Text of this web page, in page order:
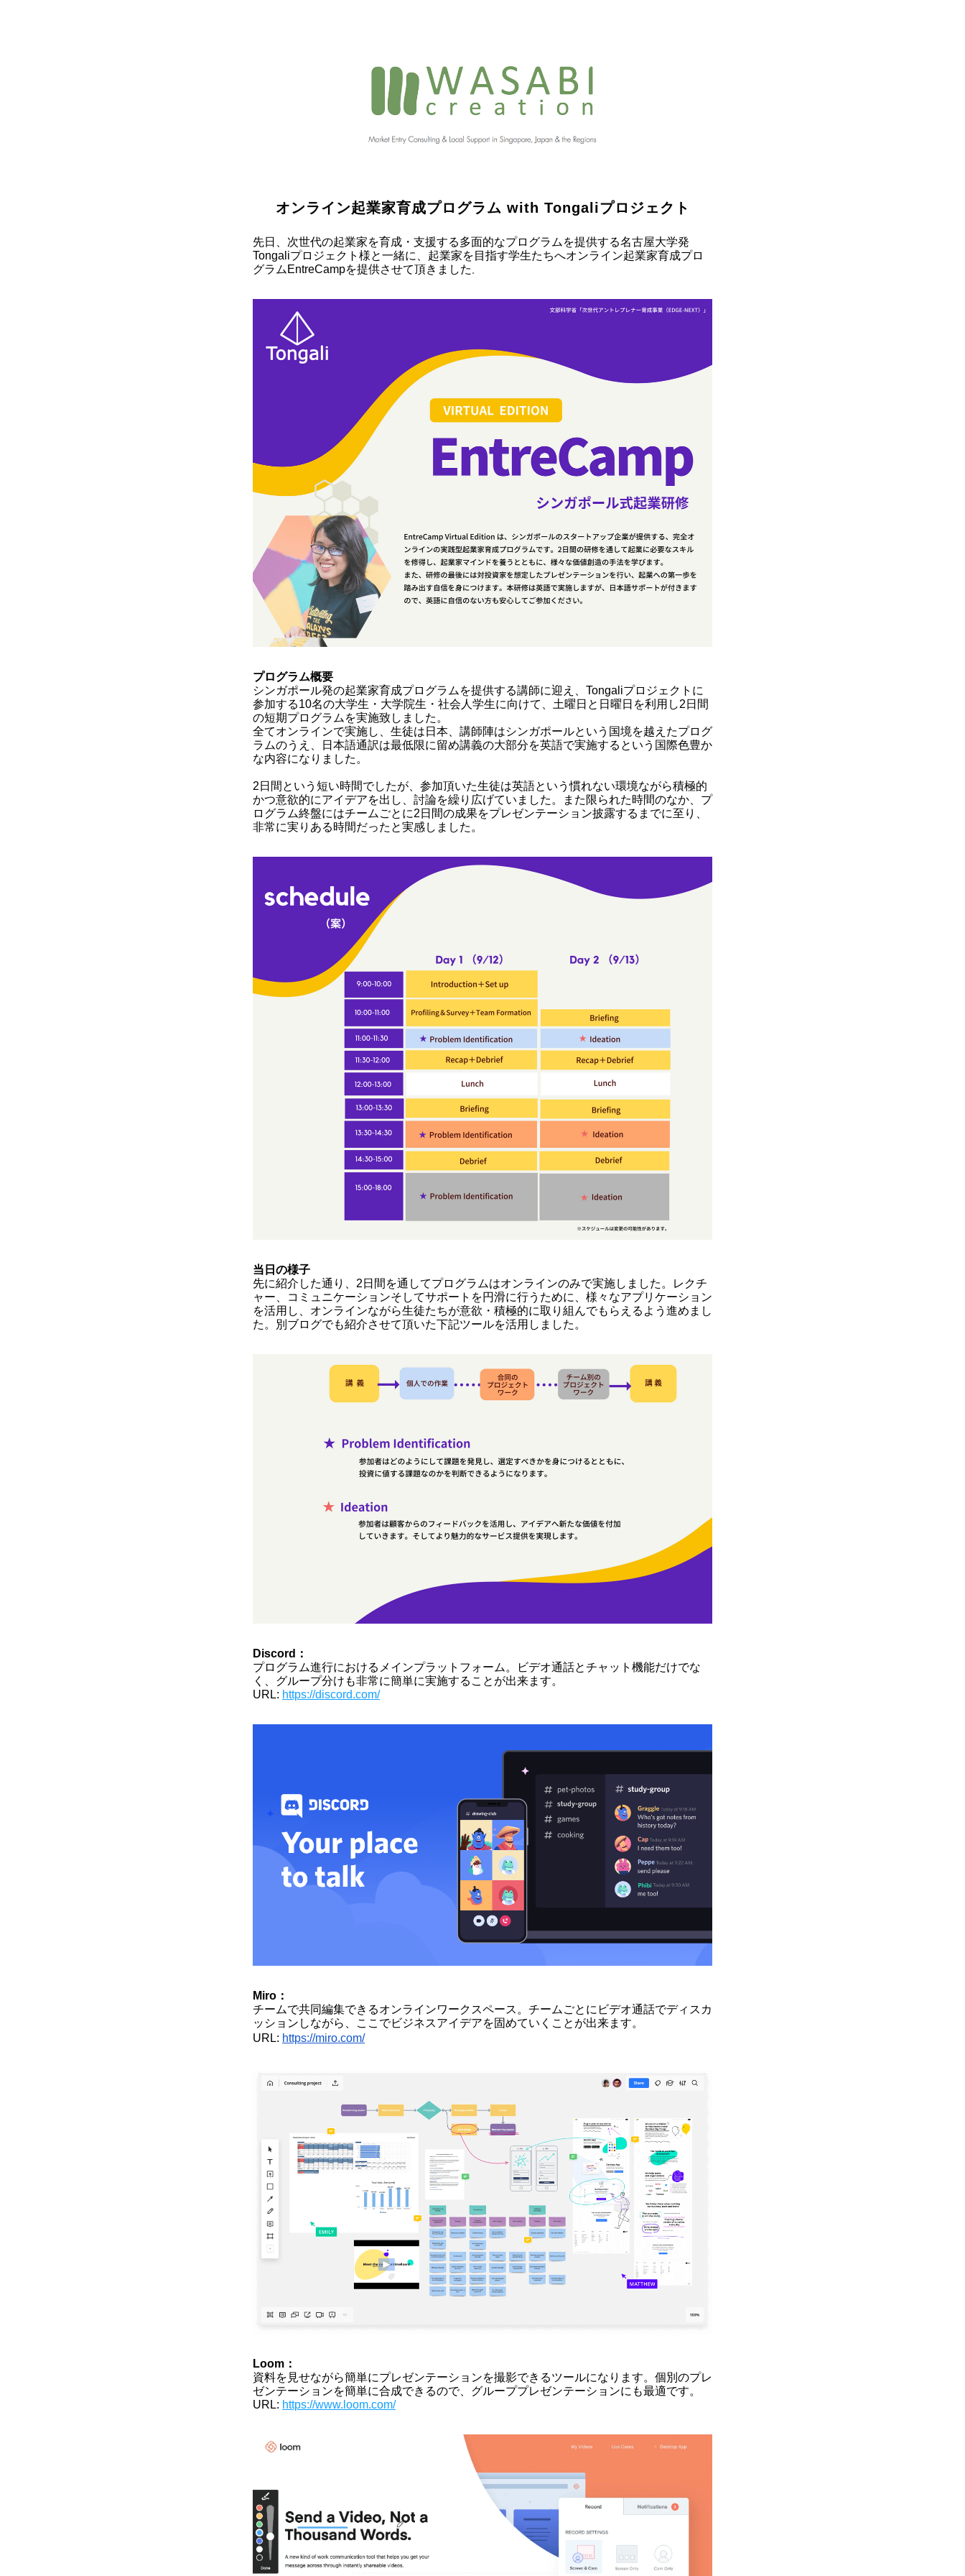
オンライン起業家育成プログラム with Tongaliプロジェクト
先日、次世代の起業家を育成・支援する多面的なプログラムを提供する名古屋大学発
Tongaliプロジェクト様と一緒に、起業家を目指す学生たちへオンライン起業家育成プロ
グラムEntreCampを提供させて頂きました
プログラム概要
シンガポール発の起業家育成プログラムを提供する講師に迎え、Tongaliプロジェクトに
参加する10名の大学生・大学院生・社会人学生に向けて、土曜日と日曜日を利用し2日間
の短期プログラムを実施致しました。
全てオンラインで実施し、生徒は日本、講師陣はシンガポールという国境を越えたプログ
ラムのうえ、日本語通訳は最低限に留め講義の大部分を英語で実施するという国際色豊か
な内容になりました。
2日間という短い時間でしたが、参加頂いた生徒は英語という慣れない環境ながら積極的
かつ意欲的にアイデアを出し、討論を繰り広げていました。また限られた時間のなか、プ
ログラム終盤にはチームごとに2日間の成果をプレゼンテーション披露するまでに至り、
非常に実りある時間だったと実感しました。
当日の様子
先に紹介した通り、2日間を通してプログラムはオンラインのみで実施しました。レクチ
ャー、コミュニケーションそしてサポートを円滑に行うために、様々なアプリケーション
を活用し、オンラインながら生徒たちが意欲・積極的に取り組んでもらえるよう進めまし
た。別ブログでも紹介させて頂いた下記ツールを活用しました。
Discord：
プログラム進行におけるメインプラットフォーム。ビデオ通話とチャット機能だけでな
く、グループ分けも非常に簡単に実施することが出来ます。
URL: https://discord.com/
Miro：
チームで共同編集できるオンラインワークスペース。チームごとにビデオ通話でディスカ
ッションしながら、ここでビジネスアイデアを固めていくことが出来ます。
URL: https://miro.com/
Loom：
資料を見せながら簡単にプレゼンテーションを撮影できるツールになります。個別のプレ
ゼンテーションを簡単に合成できるので、グループプレゼンテーションにも最適です。
URL: https://www.loom.com/